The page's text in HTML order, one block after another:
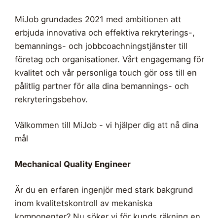
MiJob grundades 2021 med ambitionen att
erbjuda innovativa och effektiva rekryterings-,
bemannings- och jobbcoachningstjänster till
företag och organisationer. Vårt engagemang för
kvalitet och vår personliga touch gör oss till en
pålitlig partner för alla dina bemannings- och
rekryteringsbehov.
Välkommen till MiJob - vi hjälper dig att nå dina
mål
Mechanical Quality Engineer
Är du en erfaren ingenjör med stark bakgrund
inom kvalitetskontroll av mekaniska